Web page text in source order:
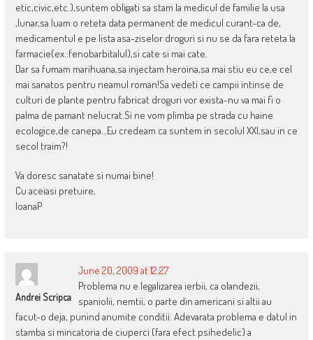
etic,civic,etc.),suntem obligati sa stam la medicul de familie la usa
,lunar,sa luam o reteta data permanent de medicul curant-ca de,
medicamentul e pe lista asa-ziselor droguri si nu se da fara reteta la
farmacie(ex.:fenobarbitalul),si cate si mai cate.
Dar sa fumam marihuana,sa injectam heroina,sa mai stiu eu ce,e cel
mai sanatos pentru neamul roman!Sa vedeti ce campii intinse de
culturi de plante pentru fabricat droguri vor exista-nu va mai fi o
palma de pamant nelucrat.Si ne vom plimba pe strada cu haine
ecologice,de canepa…Eu credeam ca suntem in secolul XXI,sau in ce
secol traim?!
Va doresc sanatate si numai bine!
Cu aceiasi pretuire,
IoanaP
Andrei Scripca
June 20, 2009 at 12:27
Problema nu e legalizarea ierbii, ca olandezii,
spaniolii, nemtii, o parte din americani si altii au
facut-o deja, punind anumite conditii. Adevarata problema e datul in
stamba si mincatoria de ciuperci (fara efect psihedelic) a